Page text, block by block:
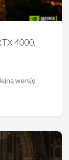
4000.
wersję